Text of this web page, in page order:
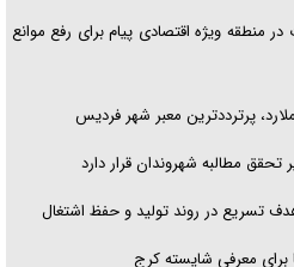
منطقه ویژه اقتصادی پیام برای رفع موانع
پرترددترین معبر شهر فردیس
مطالبه شهروندان قرار دارد
معرفی شایسته کرج